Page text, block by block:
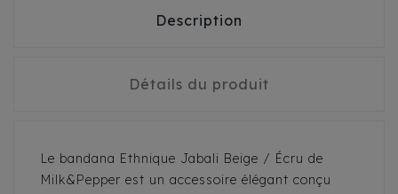
Description
Détails du produit
Le bandana Ethnique Jabali Beige / Écru de
Milk&Pepper est un accessoire élégant conçu